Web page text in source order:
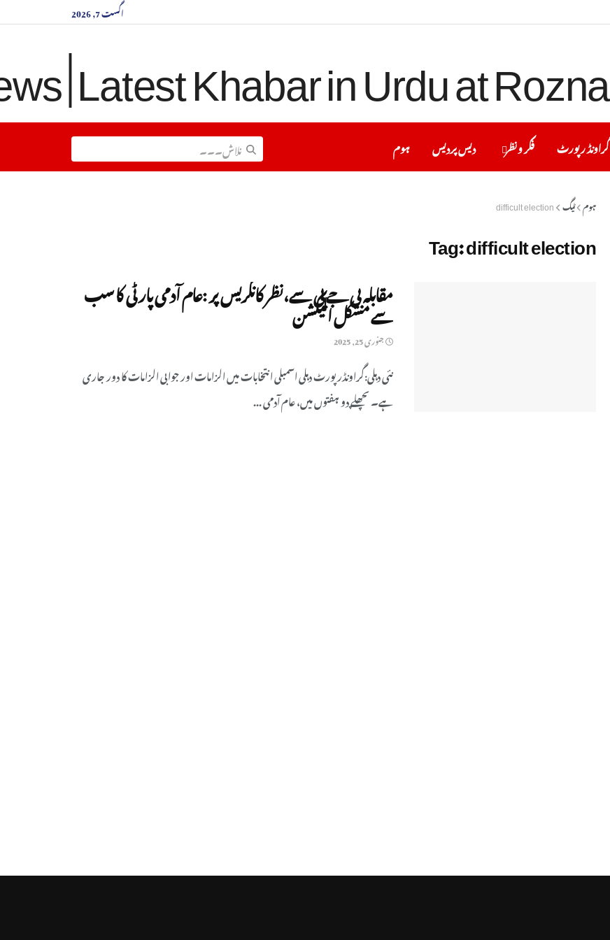
اگست 7, 2026
ہوم دیس پردیس فکر ونظر گراونڈ رپورٹ
ہوم ٹیگ difficult election
Tag:difficult election
مقابلہ بی جے پی سے،نظر کانگریس پر :عام آدمی پارٹی کا سب
سے مشکل الیکشن
جنوری 25, 2025
نئی دہلی:گراونڈرپورٹ دہلی اسمبلی انتخابات میں الزامات اور جوابی الزامات کا دور جاری
ہے۔ پچھلے دو ہفتوں میں، عام آدمی ...